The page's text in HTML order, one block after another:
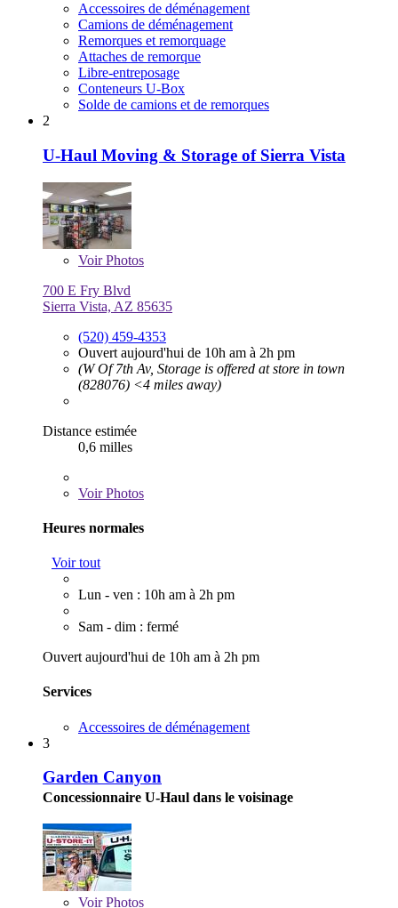
Accessoires de déménagement
Camions de déménagement
Remorques et remorquage
Attaches de remorque
Libre-entreposage
Conteneurs U-Box
Solde de camions et de remorques
2
U-Haul Moving & Storage of Sierra Vista
VoirPhotos
700 E Fry Blvd
Sierra Vista, AZ 85635
(520) 459-4353
Ouvert aujourd'hui de 10h am à 2h pm
(W Of 7th Av, Storage is offered at store in town
(828076) <4 miles away)
Distance estimée
0,6 milles
VoirPhotos
Heures normales
Voir tout
Lun - ven : 10h am à 2h pm
Sam - dim : fermé
Ouvert aujourd'hui de 10h am à 2h pm
Services
Accessoires de déménagement
3
Garden Canyon
Concessionnaire U-Haul dans le voisinage
VoirPhotos